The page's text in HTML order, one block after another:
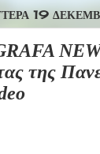
19
της